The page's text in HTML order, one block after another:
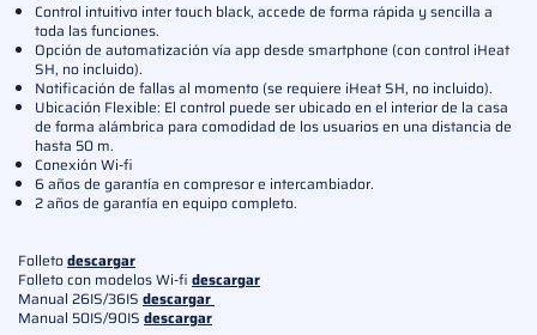
Control intuitivo inter touch black, accede de forma rápida y sencilla a
toda las funciones.
Opción de automatización vía app desde smartphone (con control iHeat
SH, no incluido).
Notificación de fallas al momento (se requiere iHeat SH, no incluido).
Ubicación Flexible: El control puede ser ubicado en el interior de la casa
de forma alámbrica para comodidad de los usuarios en una distancia de
hasta 50 m.
Conexión Wi-fi
6 años de garantía en compresor e intercambiador.
2 años de garantía en equipo completo.
Folletodescargar
Folleto con modelos Wi-fi descargar
Manual 26IS/36IS descargar
Manual 50IS/90IS descargar